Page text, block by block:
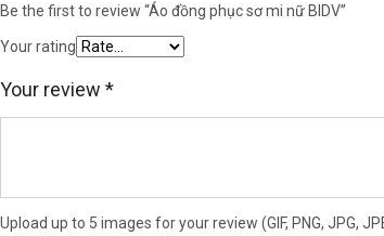
Be the first to review “Áo đồng phục sơ mi nữ BIDV”
Your rating
Your review *
Upload up to 5 images for your review (GIF, PNG, JPG,